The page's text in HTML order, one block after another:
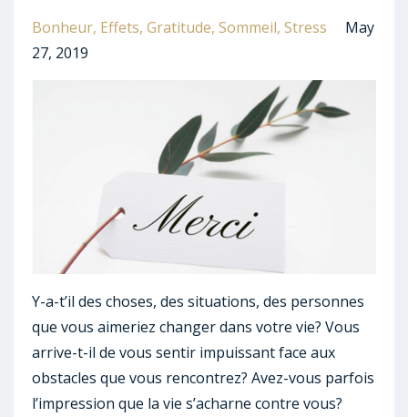
Bonheur Effets Gratitude Sommeil Stress
May
27, 2019
Y-a-t’il des choses, des situations, des personnes
que vous aimeriez changer dans votre vie? Vous
arrive-t-il de vous sentir impuissant face aux
obstacles que vous rencontrez? Avez-vous parfois
l’impression que la vie s’acharne contre vous?